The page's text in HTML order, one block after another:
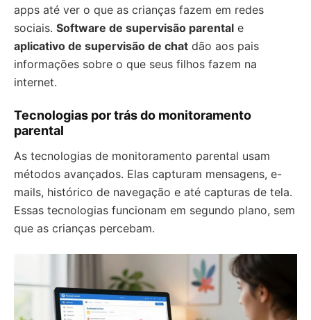
apps até ver o que as crianças fazem em redes
sociais. Software de supervisão parental e
aplicativo de supervisão de chat dão aos pais
informações sobre o que seus filhos fazem na
internet.
Tecnologias por trás do monitoramento
parental
As tecnologias de monitoramento parental usam
métodos avançados. Elas capturam mensagens, e-
mails, histórico de navegação e até capturas de tela.
Essas tecnologias funcionam em segundo plano, sem
que as crianças percebam.